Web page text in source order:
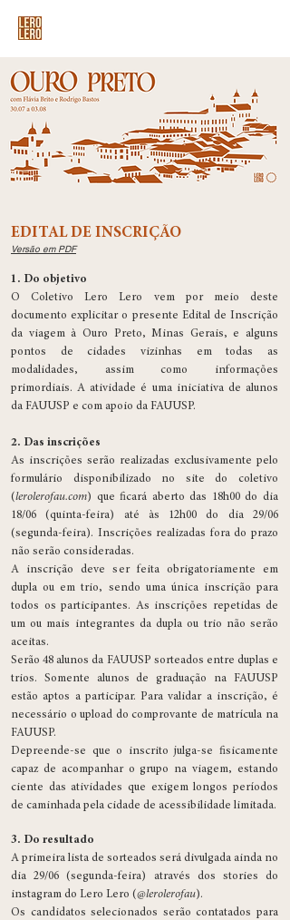
EDITAL DE INSCRIÇÃO
Versão em PDF
1. Do objetivo
O Coletivo Lero Lero vem por meio deste
documento explicitar o presente Edital de Inscrição
da viagem à Ouro Preto, Minas Gerais, e alguns
pontos de cidades vizinhas em todas as
modalidades, assim como informações
primordiais. A atividade é uma iniciativa de alunos
da FAUUSP e com apoio da FAUUSP.
2. Das inscrições
As inscrições serão realizadas exclusivamente pelo
formulário disponibilizado no site do coletivo
(lerolerofau.com) que ficará aberto das 18h00 do dia
18/06 (quinta-feira) até às 12h00 do dia 29/06
(segunda-feira). Inscrições realizadas fora do prazo
não serão consideradas.
A inscrição deve ser feita obrigatoriamente em
dupla ou em trio, sendo uma única inscrição para
todos os participantes. As inscrições repetidas de
um ou mais integrantes da dupla ou trio não serão
aceitas.
Serão 48 alunos da FAUUSP sorteados entre duplas e
trios. Somente alunos de graduação na FAUUSP
estão aptos a participar. Para validar a inscrição, é
necessário o upload do comprovante de matrícula na
FAUUSP.
Depreende-se que o inscrito julga-se fisicamente
capaz de acompanhar o grupo na viagem, estando
ciente das atividades que exigem longos períodos
de caminhada pela cidade de acessibilidade limitada.
3. Do resultado
A primeira lista de sorteados será divulgada ainda no
dia 29/06 (segunda-feira) através dos stories do
instagram do Lero Lero (@lerolerofau).
Os candidatos selecionados serão contatados para